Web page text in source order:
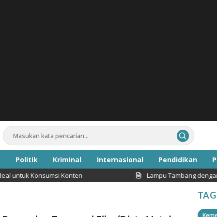
Politik Kriminal Internasional Pendidikan
Konsumsi Konten Lampu Tambang dengan
TAG